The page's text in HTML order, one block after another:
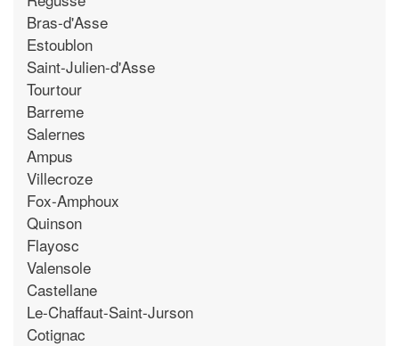
Bras-d'Asse
Estoublon
Saint-Julien-d'Asse
Tourtour
Barreme
Salernes
Ampus
Villecroze
Fox-Amphoux
Quinson
Flayosc
Valensole
Castellane
Le-Chaffaut-Saint-Jurson
Cotignac